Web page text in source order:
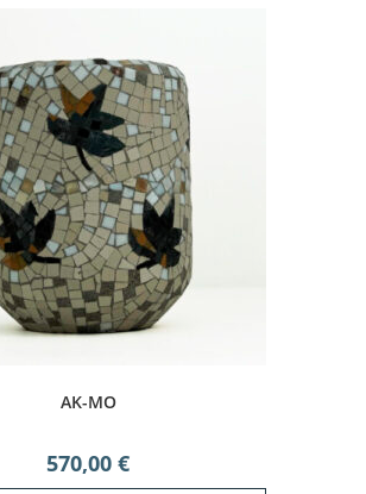
ΑΚ-ΜΟ
570,00 €